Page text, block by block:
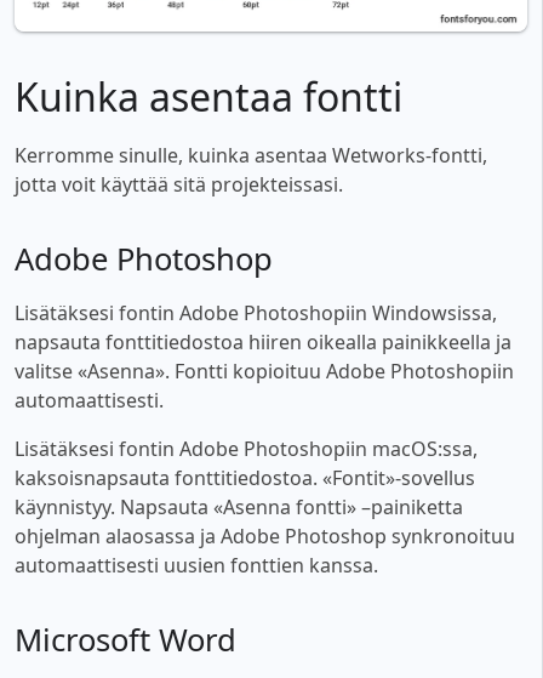
Kuinka asentaa fontti
Kerromme sinulle, kuinka asentaa Wetworks-fontti,
jotta voit käyttää sitä projekteissasi.
Adobe Photoshop
Lisätäksesi fontin Adobe Photoshopiin Windowsissa,
napsauta fonttitiedostoa hiiren oikealla painikkeella ja
valitse «Asenna». Fontti kopioituu Adobe Photoshopiin
automaattisesti.
Lisätäksesi fontin Adobe Photoshopiin macOS:ssa,
kaksoisnapsauta fonttitiedostoa. «Fontit»-sovellus
käynnistyy. Napsauta «Asenna fontti» –painiketta
ohjelman alaosassa ja Adobe Photoshop synkronoituu
automaattisesti uusien fonttien kanssa.
Microsoft Word